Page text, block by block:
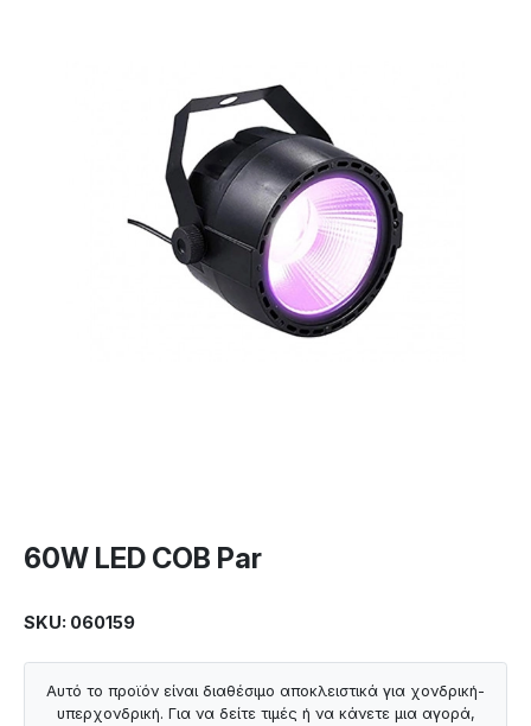
60W LED COB Par
SKU: 060159
Αυτό το προϊόν είναι διαθέσιμο αποκλειστικά για χονδρική-
υπερχονδρική. Για να δείτε τιμές ή να κάνετε μια αγορά,